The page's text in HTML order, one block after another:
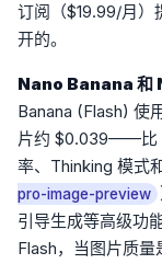
订阅（$19.99/月）
开的。
Nano Banana 和
Banana (Flash) 使
片约 $0.039——比
率、Thinking 模式
pro-image-preview
引导生成等高级功
Flash，当图片质量